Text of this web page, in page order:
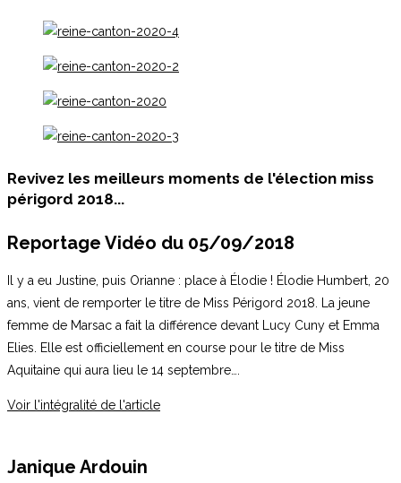
Revivez les meilleurs moments de l'élection miss
périgord 2018...
Reportage Vidéo du 05/09/2018
Il y a eu Justine, puis Orianne : place à Élodie ! Élodie Humbert, 20
ans, vient de remporter le titre de Miss Périgord 2018. La jeune
femme de Marsac a fait la différence devant Lucy Cuny et Emma
Elies. Elle est officiellement en course pour le titre de Miss
Aquitaine qui aura lieu le 14 septembre….
Voir l'intégralité de l'article
Janique Ardouin